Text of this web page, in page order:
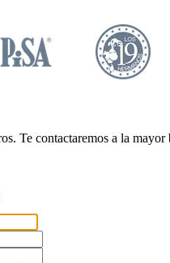
Te contactaremos a la mayor